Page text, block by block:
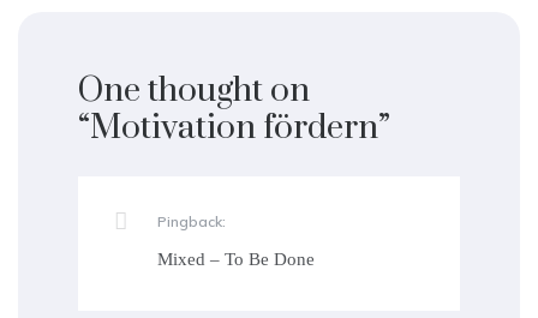
One thought on
“Motivation fördern”
Pingback:
Mixed – To Be Done